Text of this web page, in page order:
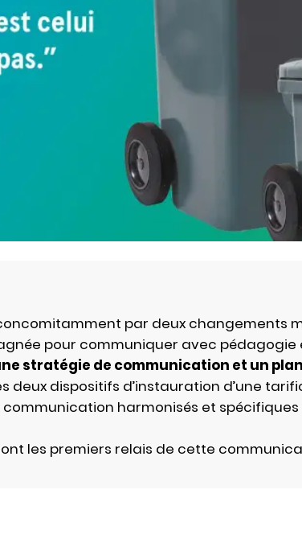
par deux changements
pour communiquer avec pédagogie
stratégie de communication et un
deux dispositifs d’instauration d’une
communication harmonisés et
les premiers relais de cette